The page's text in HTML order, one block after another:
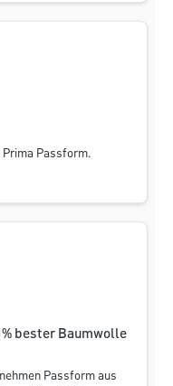
von 5 Sternen
Prima Passform.
von 5 Sternen
bester Baumwolle
Passform aus